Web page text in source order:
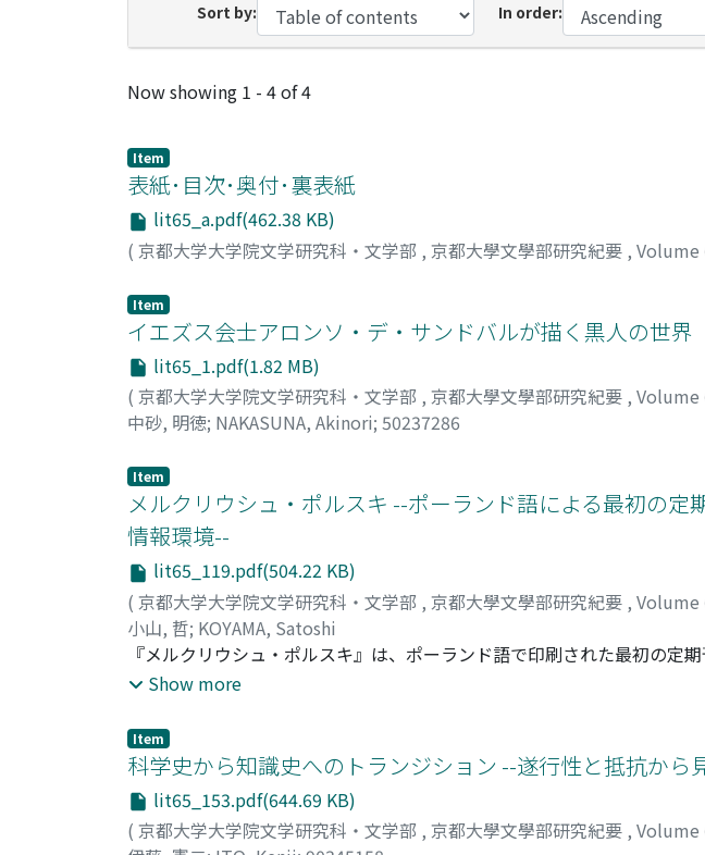
Sort by: In order:
Recent Submissions
Now showing 1 - 4 of 4
Item
表紙･目次･奥付･裏表紙
lit65_a.pdf(462.38 KB)
( 京都大学大学院文学研究科・文学部 , 京都大學文學部研究紀要 , Volume
Item
イエズス会士アロンソ・デ・サンドバルが描く黒人の世界
lit65_1.pdf(1.82 MB)
( 京都大学大学院文学研究科・文学部 , 京都大學文學部研究紀要 , Volume
中砂, 明徳; NAKASUNA, Akinori; 50237286
Item
メルクリウシュ・ポルスキ --ポーランド語による最初の
情報環境--
lit65_119.pdf(504.22 KB)
( 京都大学大学院文学研究科・文学部 , 京都大學文學部研究紀要 , Volume
小山, 哲; KOYAMA, Satoshi
『メルクリウシュ・ポルスキ』は、ポーランド語で印刷された最初の定
新聞が創刊された1661年を起点として語られてきた。しかし、この短命
し、どのような人びとがこの新聞の編集・発行に関与したのかを検討し
この新聞の定期発行が7ヶ月で終了したのかを考察した。新聞の編集者ヒ
前から手書き新聞を発行しており、活字新聞の廃刊後も時事情報を発信
せながらニュース・メディア事業が継続された点に、近世ポーランド・
ことができる。
Show more
Item
科学史から知識史へのトランジション --遂行性と抵抗から
lit65_153.pdf(644.69 KB)
( 京都大学大学院文学研究科・文学部 , 京都大學文學部研究紀要 , Volume